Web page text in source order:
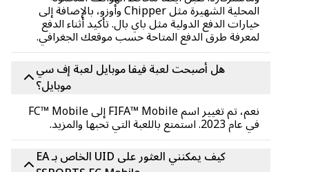
المحلية الشهيرة مثل Chipper وأوزو، بالإضافة إلى
خيارات الدفع الدولية مثل باي بال. تأكيد أثناء الدفع
لمعرفة طرق الدفع المتاحة حسب موقعك الجغرافي.
هل أصبحت لعبة فيفا موبايل لعبة إف سي
موبايل؟
نعم، تم تغيير اسم FIFA™ Mobile إلى FC™ Mobile
في عام 2023. استمتع باللعبة التي تحبها والمزيد.
كيف يمكنني العثور على UID الخاص بـ EA